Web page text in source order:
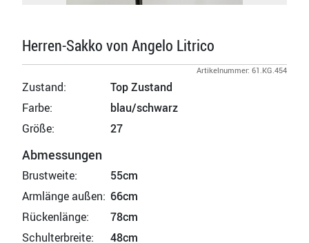
Herren-Sakko von Angelo Litrico
Artikelnummer: 61.KG.454
Zustand:
Top Zustand
Farbe:
blau/schwarz
Größe:
27
Abmessungen
Brustweite:
55cm
Armlänge außen: 66cm
Rückenlänge:
78cm
Schulterbreite:
48cm